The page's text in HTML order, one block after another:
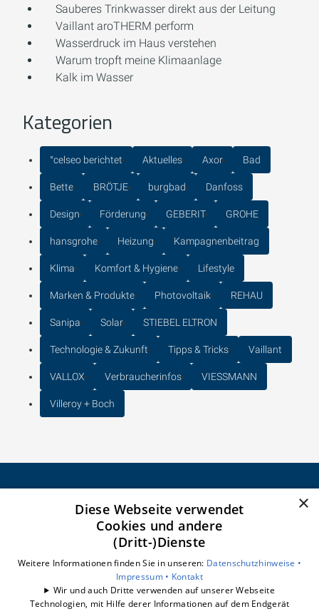
Sauberes Trinkwasser direkt aus der Leitung
Vaillant aroTHERM perform
Wasserdruck im Haus verstehen
Warum tropft meine Klimaanlage
Kalk im Wasser
Kategorien
°celseo berichtet Aktuelles Axor Bad
Bette BRÖTJE burgbad Danfoss
Design Förderung GEBERIT GROHE
hansgrohe Heizung Kampagnenbeitrag
Klima Komfort & Hygiene Lifestyle
Marken & Produkte Photovoltaik REHAU
Sanipa Solar STIEBEL ELTRON
Technologie & Zukunft Tipps & Tricks Vaillant
VALLOX Verbraucherinfos VIESSMANN
Villeroy + Boch
CELSEO Service GmbH
Datenschutzerklärung
Barrierefreiheitserklärung
Unsere Bereiche
Badberatung
×
Diese Webseite verwendet
Cookies und andere
(Dritt-)Dienste
Weitere Informationen finden Sie in unseren: Datenschutzhinweise •
Impressum • Kontakt
Wir und auch Dritte verwenden auf unserer Webseite
Technologien, mit Hilfe derer Informationen auf dem Endgerät